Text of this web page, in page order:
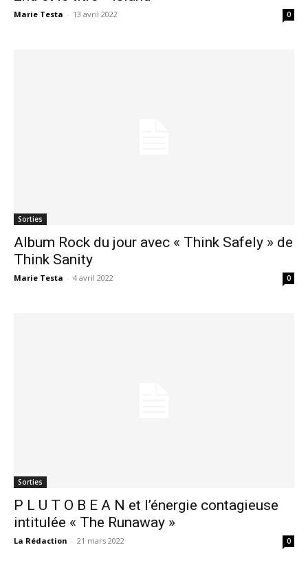
Marie Testa - 13 avril 2022 0
Sorties
Album Rock du jour avec « Think Safely » de
Think Sanity
Marie Testa - 4 avril 2022 0
Sorties
P L U T O B E A N et l’énergie contagieuse
intitulée « The Runaway »
La Rédaction - 21 mars 2022 0